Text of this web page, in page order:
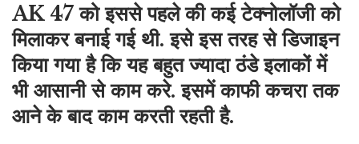
AK 47 को इससे पहले की कई टेक्नोलॉजी को
मिलाकर बनाई गई थी. इसे इस तरह से डिजाइन
किया गया है कि यह बहुत ज्यादा ठंडे इलाकों में
भी आसानी से काम करे. इसमें काफी कचरा तक
आने के बाद काम करती रहती है.